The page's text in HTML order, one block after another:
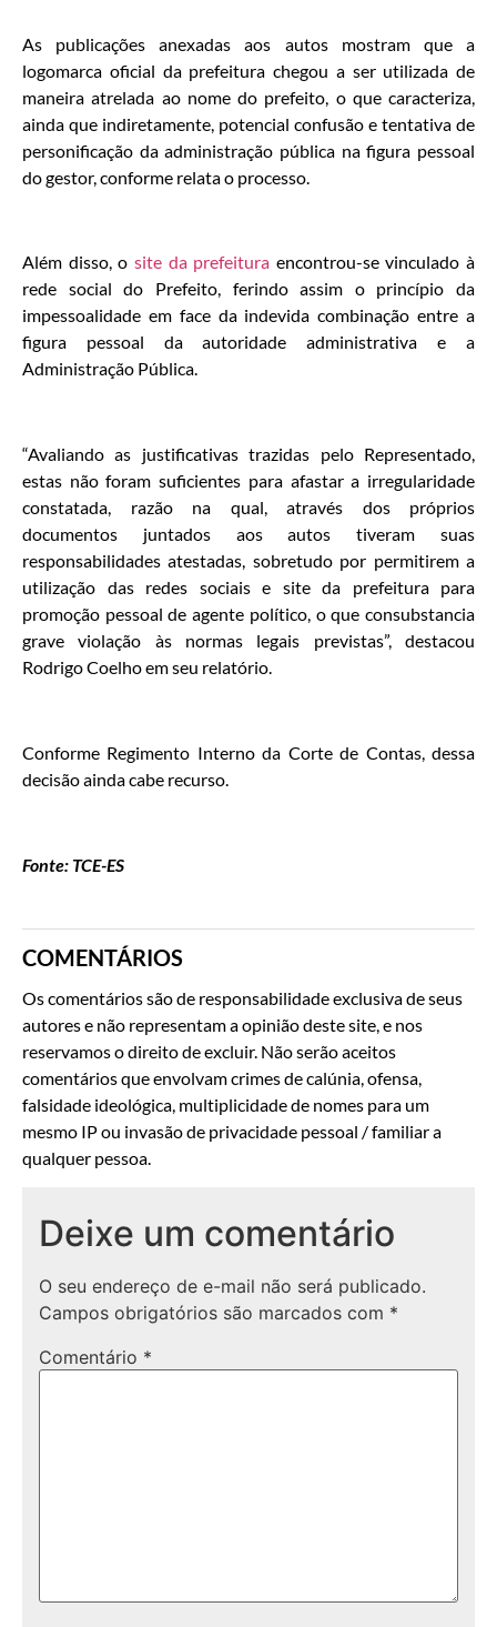
As publicações anexadas aos autos mostram que a
logomarca oficial da prefeitura chegou a ser utilizada de
maneira atrelada ao nome do prefeito, o que caracteriza,
ainda que indiretamente, potencial confusão e tentativa de
personificação da administração pública na figura pessoal
do gestor, conforme relata o processo.
Além disso, o site da prefeitura encontrou-se vinculado à
rede social do Prefeito, ferindo assim o princípio da
impessoalidade em face da indevida combinação entre a
figura pessoal da autoridade administrativa e a
Administração Pública.
“Avaliando as justificativas trazidas pelo Representado,
estas não foram suficientes para afastar a irregularidade
constatada, razão na qual, através dos próprios
documentos juntados aos autos tiveram suas
responsabilidades atestadas, sobretudo por permitirem a
utilização das redes sociais e site da prefeitura para
promoção pessoal de agente político, o que consubstancia
grave violação às normas legais previstas”, destacou
Rodrigo Coelho em seu relatório.
Conforme Regimento Interno da Corte de Contas, dessa
decisão ainda cabe recurso.
Fonte: TCE-ES
COMENTÁRIOS
Os comentários são de responsabilidade exclusiva de seus
autores e não representam a opinião deste site, e nos
reservamos o direito de excluir. Não serão aceitos
comentários que envolvam crimes de calúnia, ofensa,
falsidade ideológica, multiplicidade de nomes para um
mesmo IP ou invasão de privacidade pessoal / familiar a
qualquer pessoa.
Deixe um comentário
O seu endereço de e-mail não será publicado.
Campos obrigatórios são marcados com *
Comentário *